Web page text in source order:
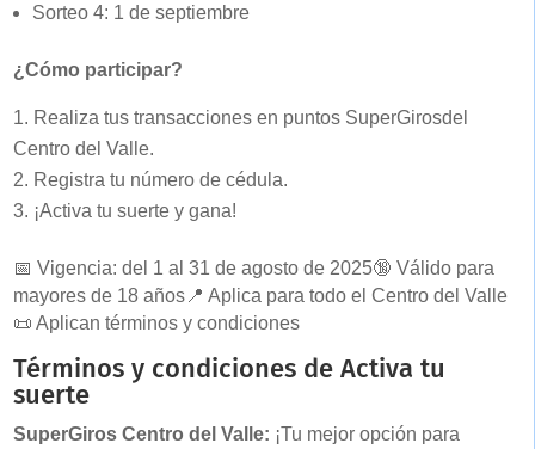
Sorteo 4: 1 de septiembre
¿Cómo participar?
Realiza tus transacciones en puntos SuperGirosdel
Centro del Valle.
Registra tu número de cédula.
¡Activa tu suerte y gana!
📅 Vigencia: del 1 al 31 de agosto de 2025🔞 Válido para
mayores de 18 años 📍 Aplica para todo el Centro del Valle
📜 Aplican términos y condiciones
Términos y condiciones de Activa tu
suerte
SuperGiros Centro del Valle: ¡Tu mejor opción para